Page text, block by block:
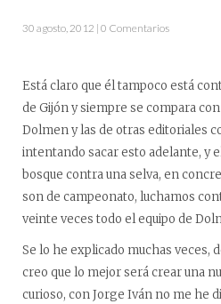
30 agosto, 2012 | 0 Comentarios
Está claro que él tampoco está
de Gijón y siempre se compara
Dolmen y las de otras editoriales
intentando sacar esto adelante, y
bosque contra una selva, en
son de campeonato, luchamos
veinte veces todo el equipo de
Se lo he explicado muchas veces,
creo que lo mejor será crear una
curioso, con Jorge Iván no me he